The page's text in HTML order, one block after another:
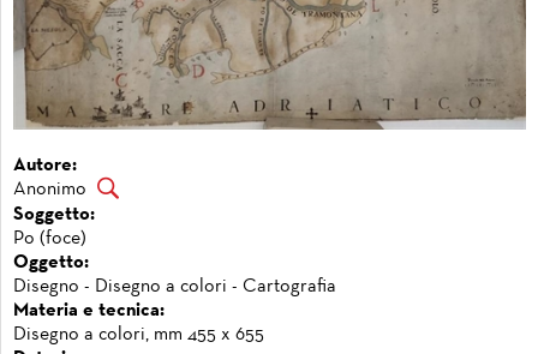
Autore:
Anonimo
Soggetto:
Po (foce)
Oggetto:
Disegno - Disegno a colori - Cartografia
Materia e tecnica:
Disegno a colori, mm 455 x 655